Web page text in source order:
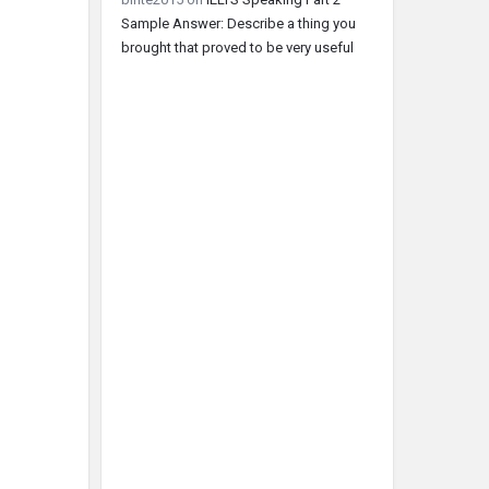
Sample Answer: Describe a thing you
brought that proved to be very useful